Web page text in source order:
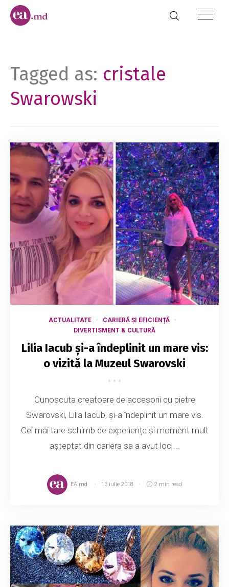
Tagged as: cristale
Swarowski
ACTUALITATE
CARIERĂ ȘI EFICIENȚĂ
DIVERTISMENT & CULTURĂ
Lilia Iacub și-a îndeplinit un mare vis:
o vizită la Muzeul Swarovski
Cunoscuta creatoare de accesorii cu pietre
Swarovski, Lilia Iacub, și-a îndeplinit un mare vis.
Cel mai tare schimb de experiențe și moment mult
așteptat din cariera sa a avut loc ...
EA.md 13 iulie 2018 2 min read